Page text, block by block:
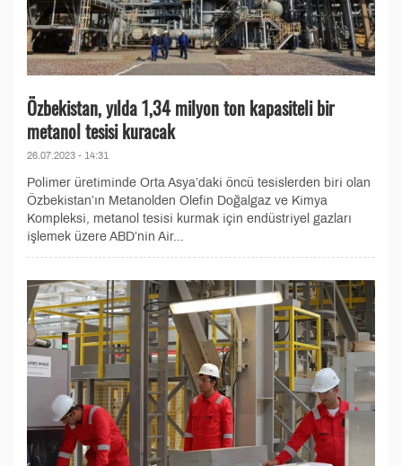
Özbekistan, yılda 1,34 milyon ton kapasiteli bir
metanol tesisi kuracak
26.07.2023 - 14:31
Polimer üretiminde Orta Asya’daki öncü tesislerden biri olan
Özbekistan’ın Metanolden Olefin Doğalgaz ve Kimya
Kompleksi, metanol tesisi kurmak için endüstriyel gazları
işlemek üzere ABD’nin Air...